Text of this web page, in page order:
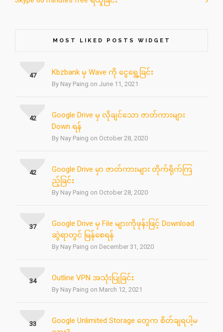
MOST LIKED POSTS WIDGET
Kbzbank မှ Wave ကို ငွေရွေ့ခြင်း
By Nay Paing on June 11, 2021
47
Google Drive မှ လိုချင်သော ဇာတ်ကားများ
Down ရန်
By Nay Paing on October 28, 2020
42
Google Drive မှာ ဇာတ်ကားများ တိုက်ရိုက်ကြ
ည့်ခြင်း
By Nay Paing on October 28, 2020
42
Google Drive မှ File များကိုဖုန်းဖြင့် Download
ဆွဲရာတွင် မြန်စေရန်
By Nay Paing on December 31, 2020
37
Outline VPN အသုံးပြုခြင်း
By Nay Paing on March 12, 2021
34
Google Unlimited Storage တွေက စိတ်ချရပါ့မ
33